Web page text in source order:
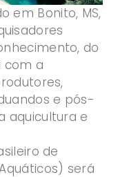
em Bonito, MS,
do
com a
e pós-
aquicultura e
de
será